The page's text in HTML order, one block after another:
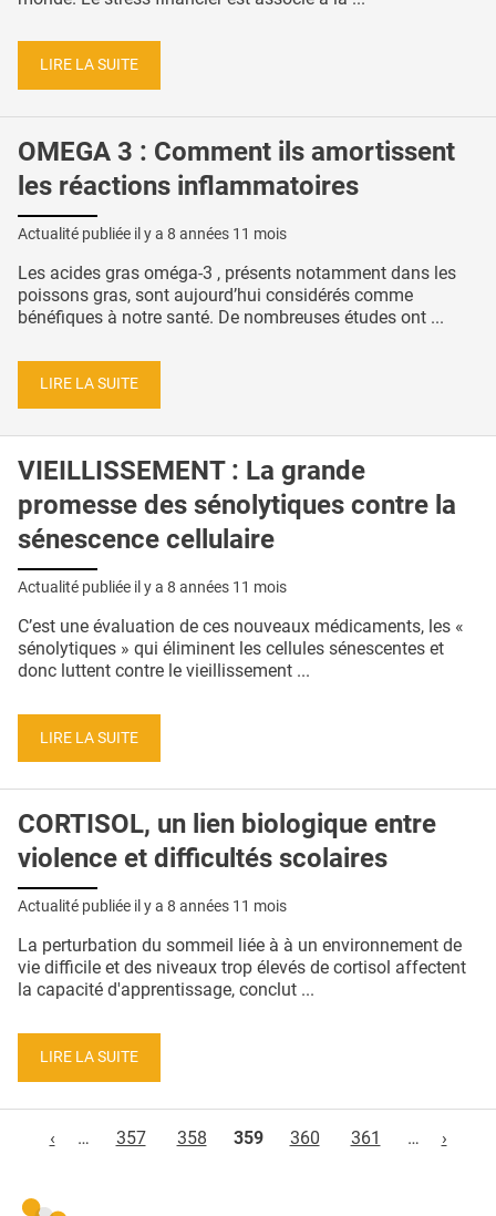
LIRE LA SUITE
OMEGA 3 : Comment ils amortissent
les réactions inflammatoires
Actualité publiée il y a 8 années 11 mois
Les acides gras oméga-3 , présents notamment dans les
poissons gras, sont aujourd’hui considérés comme
bénéfiques à notre santé. De nombreuses études ont ...
LIRE LA SUITE
VIEILLISSEMENT : La grande
promesse des sénolytiques contre la
sénescence cellulaire
Actualité publiée il y a 8 années 11 mois
C’est une évaluation de ces nouveaux médicaments, les «
sénolytiques » qui éliminent les cellules sénescentes et
donc luttent contre le vieillissement ...
LIRE LA SUITE
CORTISOL, un lien biologique entre
violence et difficultés scolaires
Actualité publiée il y a 8 années 11 mois
La perturbation du sommeil liée à à un environnement de
vie difficile et des niveaux trop élevés de cortisol affectent
la capacité d'apprentissage, conclut ...
LIRE LA SUITE
‹
… 357 358 359 360 361 … ›